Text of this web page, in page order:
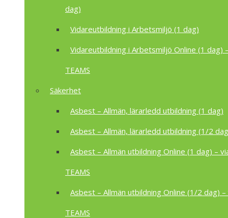
dag)
Vidareutbildning i Arbetsmiljö (1 dag)
Vidareutbildning i Arbetsmiljö Online (1 dag)
TEAMS
Säkerhet
Asbest – Allmän, lärarledd utbildning (1 dag)
Asbest – Allmän, lärarledd utbildning (1/2
Asbest – Allmän utbildning Online (1 dag) –
TEAMS
Asbest – Allmän utbildning Online (1/2 dag) –
TEAMS